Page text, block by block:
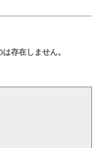
存在しません。